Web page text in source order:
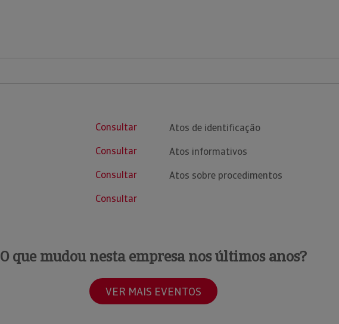
Consultar
Consultar
Consultar
Consultar
Atos de identificação
Atos informativos
Atos sobre procedimentos
O que mudou nesta empresa nos últimos anos?
VER MAIS EVENTOS